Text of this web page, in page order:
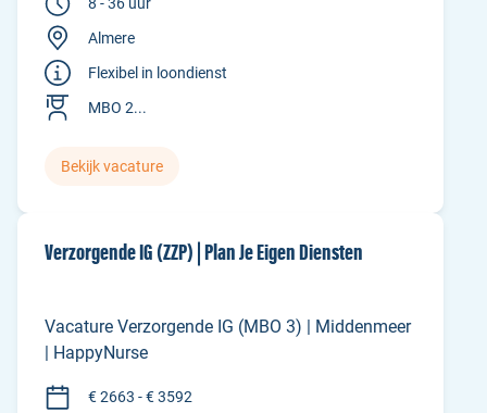
Almere
Flexibel in loondienst
MBO 2...
Bekijk vacature
Verzorgende IG (ZZP) | Plan Je Eigen Diensten
Vacature Verzorgende IG (MBO 3) | Middenmeer
| HappyNurse
€ 2663 - € 3592